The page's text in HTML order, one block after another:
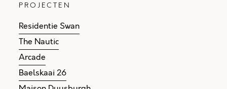
PROJECTEN
Residentie Swan
The Nautic
Arcade
Baelskaai 26